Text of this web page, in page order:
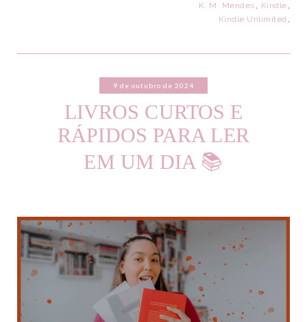
K. M. Mendes , Kindle ,
Kindle Unlimited ,
9 de outubro de 2024
LIVROS CURTOS E
RÁPIDOS PARA LER
EM UM DIA 📚